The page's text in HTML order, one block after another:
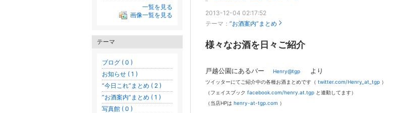
2013-12-04 02:17:52
テーマ： ”お酒案内”まとめ
様々なお酒を日々ご紹介
戸越公園にあるバー Henry@tgp より
ツイッターにてご紹介中の各種お酒まとめです （ twitter.com/Henry_at_tgp ）
（フェイスブック facebook.com/henry.at.tgp と連動してます）
（当店HPは henry-at-tgp.com ）
一覧を見る
画像一覧を見る
テーマ
ブログ ( 0 )
お知らせ ( 1 )
“今日これ”まとめ ( 2 )
”お酒案内”まとめ ( 1 )
写真館 ( 0 )